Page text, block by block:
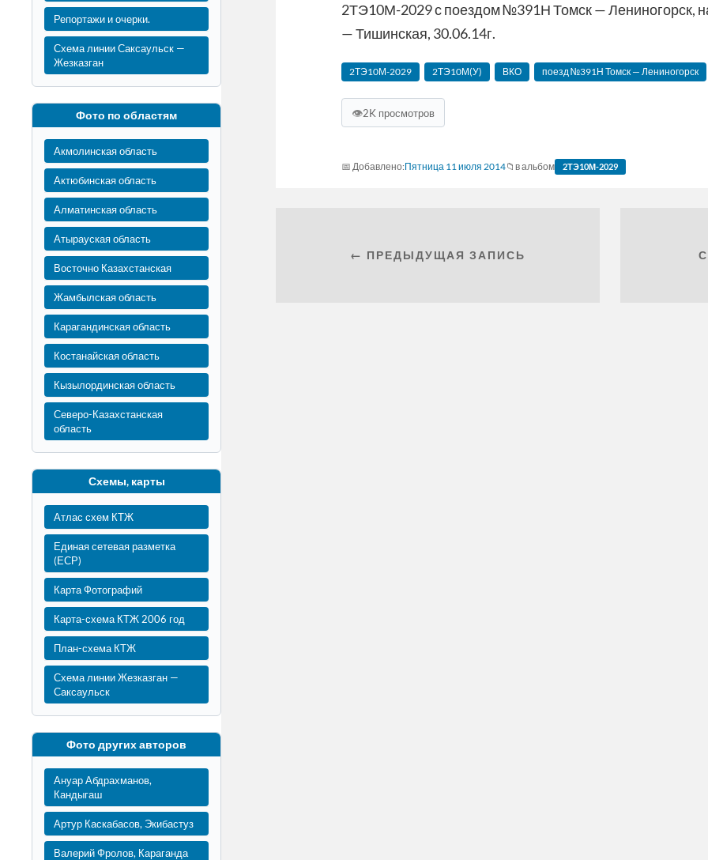
Репортажи и очерки.
Схема линии Саксаульск —
Жезказган
Фото по областям
Акмолинская область
Актюбинская область
Алматинская область
Атырауская область
Восточно Казахстанская
Жамбылская область
Карагандинская область
Костанайская область
Кызылординская область
Северо-Казахстанская
область
Схемы, карты
Атлас схем КТЖ
Единая сетевая разметка
(ЕСР)
Карта Фотографий
Карта-схема КТЖ 2006 год
План-схема КТЖ
Схема линии Жезказган —
Саксаульск
Фото других авторов
Ануар Абдрахманов,
Кандыгаш
Артур Каскабасов, Экибастуз
Валерий Фролов, Караганда
2ТЭ10М-2029 с поездом №391Н Томск — Лениногорск,
— Тишинская, 30.06.14г.
2ТЭ10М-2029 2ТЭ10М(У) ВКО поезд №391Н Томск — Лениногорск
👁2K просмотров
Пятница 11 июля 2014 в альбом 2ТЭ10М-2029
← ПРЕДЫДУЩАЯ ЗАПИСЬ